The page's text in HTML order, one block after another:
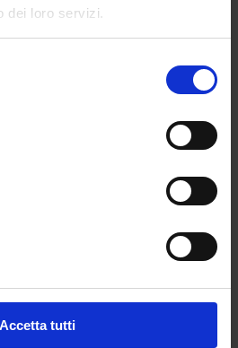
dei loro servizi.
Accetta tutti
d’istruzione, le iniziative
istituzioni scolastiche di
le competenze
di cui al decreto del Ministro
e della ricerca 10
il rispetto delle